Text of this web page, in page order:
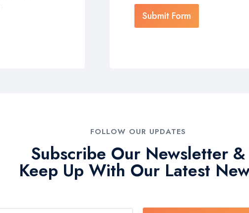
Submit Form
FOLLOW OUR UPDATES
Subscribe Our Newsletter &
Keep Up With Our Latest